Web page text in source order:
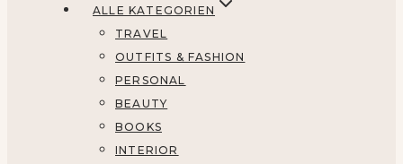
ALLE KATEGORIEN
TRAVEL
OUTFITS & FASHION
PERSONAL
BEAUTY
BOOKS
INTERIOR